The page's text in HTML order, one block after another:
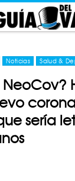
Noticias Salud &
NeoCov?
sería